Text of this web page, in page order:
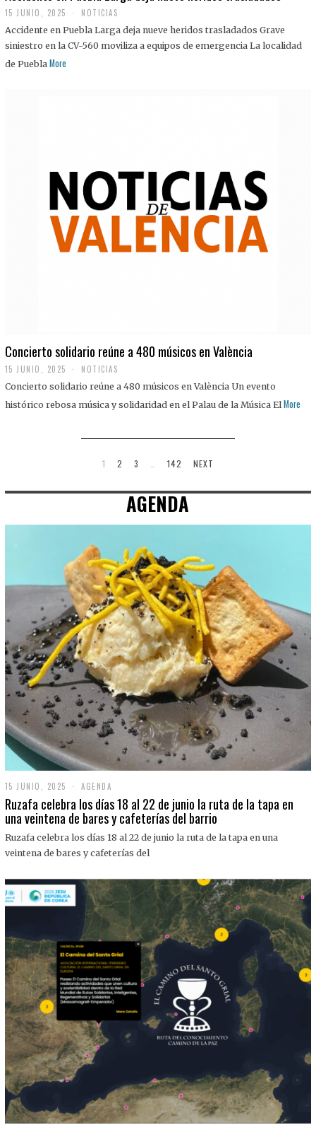
15 JUNIO, 2025 NOTICIAS
Accidente en Puebla Larga deja nueve heridos trasladados Grave
siniestro en la CV-560 moviliza a equipos de emergencia La localidad
de Puebla More
Concierto solidario reúne a 480 músicos en València
15 JUNIO, 2025 NOTICIAS
Concierto solidario reúne a 480 músicos en València Un evento
histórico rebosa música y solidaridad en el Palau de la Música El More
1 2 3 142 NEXT
AGENDA
15 JUNIO, 2025
J
U
I
O
0
2
5
AGENDA
Ruzafa celebra los días 18 al 22 de junio la ruta de la tapa en
una veintena de bares y cafeterías del barrio
Ruzafa celebra los días 18 al 22 de junio la ruta de la tapa en una
veintena de bares y cafeterías del